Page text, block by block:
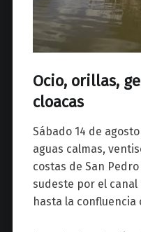
Ocio, orillas,
cloacas
Sábado 14 de
aguas calmas,
costas de San
sudeste por el canal
hasta la confluencia